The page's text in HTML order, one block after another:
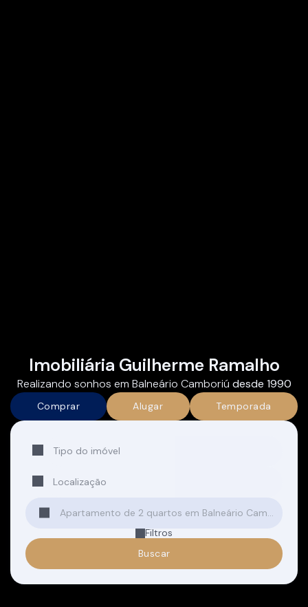
Imobiliária Guilherme Ramalho
Realizando sonhos em Balneário Camboriú desde 1990
Comprar Alugar Temporada
Tipo do imóvel
Localização
Buscar
Filtros